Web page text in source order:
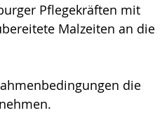
Pflegekräften mit
Malzeiten an die
die